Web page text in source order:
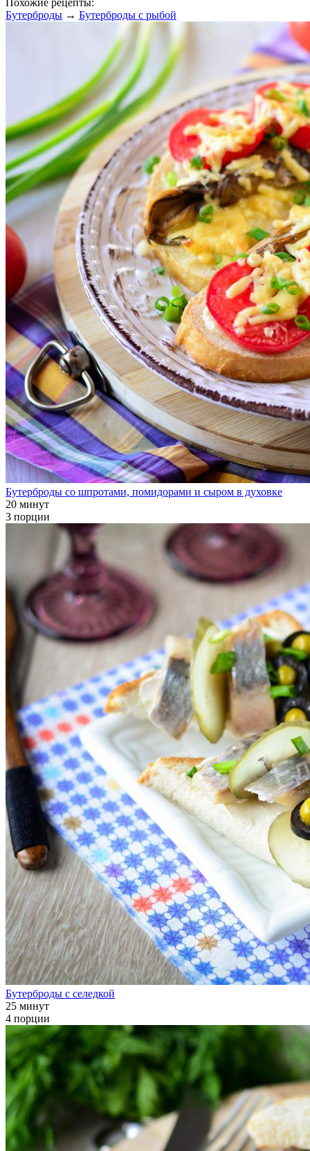
Бутерброды → Бутерброды с рыбой
Бутерброды со шпротами, помидорами и сыром в духовке
20 минут
3 порции
Бутерброды с селедкой
25 минут
4 порции